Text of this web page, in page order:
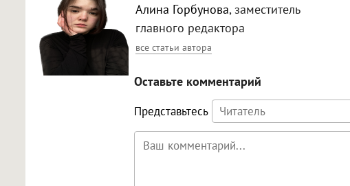
Алина Горбунова, заместитель
главного редактора
все статьи автора
Оставьте комментарий
Представьтесь